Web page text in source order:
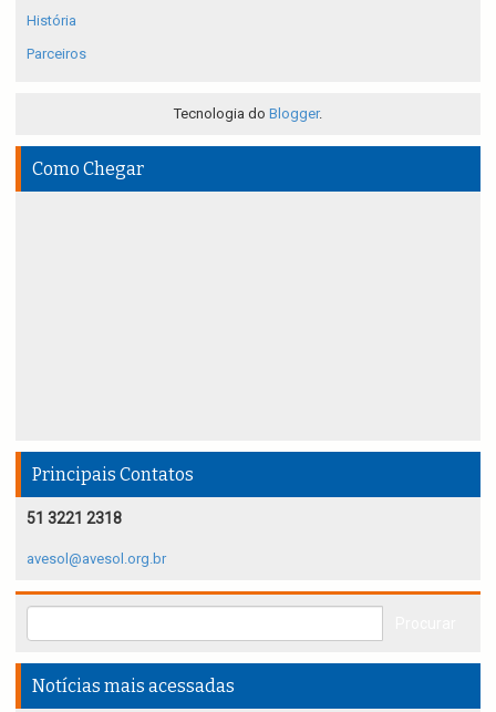
História
Parceiros
Tecnologia do Blogger.
Como Chegar
Principais Contatos
51 3221 2318
avesol@avesol.org.br
Notícias mais acessadas